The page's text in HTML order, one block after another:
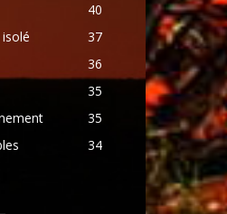
40
37
36
35
35
34